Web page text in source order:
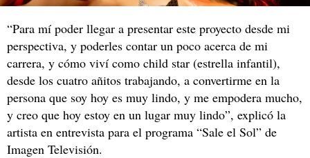
“Para mí poder llegar a presentar este proyecto desde mi
perspectiva, y poderles contar un poco acerca de mi
carrera, y cómo viví como child star (estrella infantil),
desde los cuatro añitos trabajando, a convertirme en la
persona que soy hoy es muy lindo, y me empodera mucho,
y creo que hoy estoy en un lugar muy lindo”, explicó la
artista en entrevista para el programa “Sale el Sol” de
Imagen Televisión.